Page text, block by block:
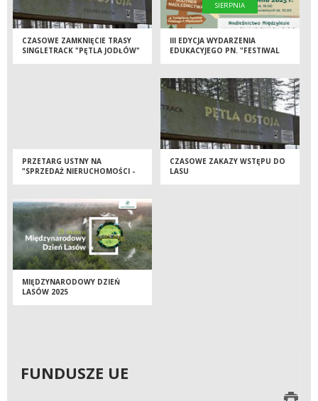
CZASOWE ZAMKNIĘCIE TRASY
SINGLETRACK "PĘTLA JODŁÓW"
SIERPNIA
III EDYCJA WYDARZENIA
EDUKACYJEGO PN. "FESTIWAL
PRZETARG USTNY NA
"SPRZEDAŻ NIERUCHOMOŚCI -
419/10000 W DZIAŁCE NR 352/1,
OBRĘB EWIDENCYJNY 0007
GOWORÓW WIEŚ, GMINA 105
MIĘDZYLESIE OBSZAR WIEJSKI"
CZASOWE ZAKAZY WSTĘPU DO
LASU
MIĘDZYNARODOWY DZIEŃ
LASÓW 2025
FUNDUSZE UE